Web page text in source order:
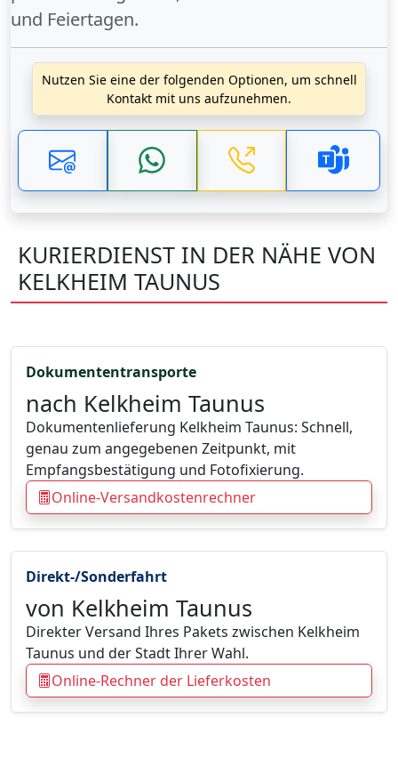
und Feiertagen.
Nutzen Sie eine der folgenden Optionen, um schnell
Kontakt mit uns aufzunehmen.
KURIERDIENST IN DER NÄHE VON
KELKHEIM TAUNUS
Direkt-/Sonderfahrt
von Kelkheim Taunus
Direkter Versand Ihres Pakets zwischen Kelkheim
Taunus und der Stadt Ihrer Wahl.
Online-Rechner der Lieferkosten
Dokumententransporte
nach Kelkheim Taunus
Dokumentenlieferung Kelkheim Taunus: Schnell,
genau zum angegebenen Zeitpunkt, mit
Empfangsbestätigung und Fotofixierung.
Online-Versandkostenrechner